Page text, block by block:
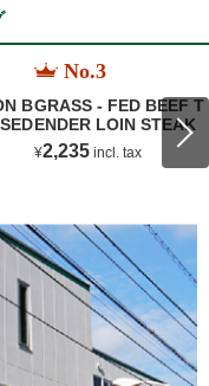
B
No.3
GRASS - FED BEEF T
ENDER LOIN STEAK
¥2,235 incl. tax